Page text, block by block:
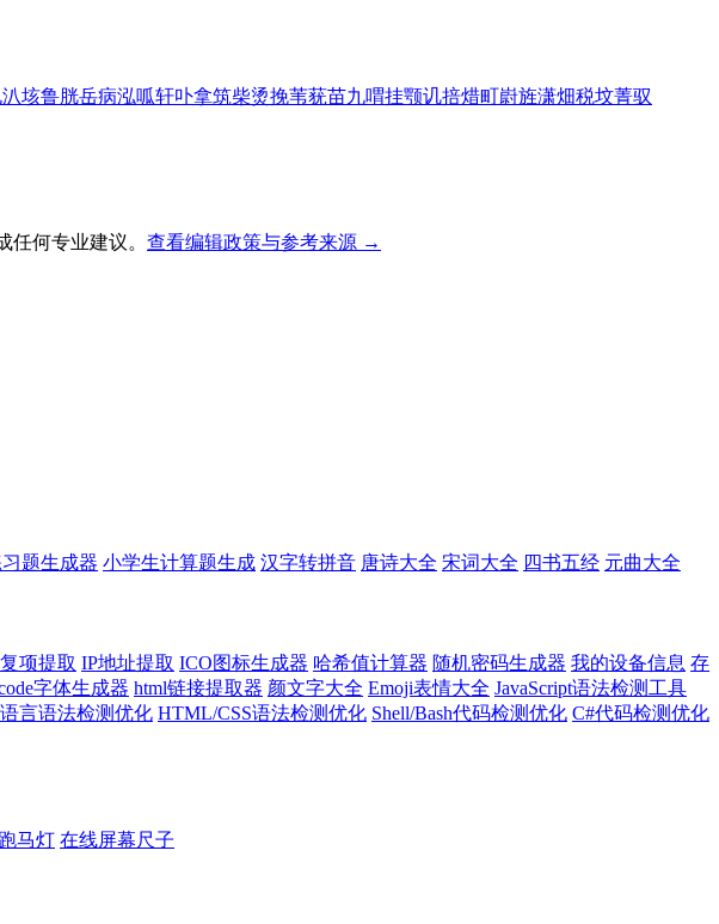
汃垓鲁胱岳病泓呱轩卟拿筑柴烫挽苇莸苗九喟挂颚讥掊焟町嶎旌潇畑税坟菁驭
何专业建议。 查看编辑政策与参考来源 →
题生成器 小学生计算题生成 汉字转拼音 唐诗大全 宋词大全 四书五经 元曲大全
项提取 IP地址提取 ICO图标生成器 哈希值计算器 随机密码生成器 我的设备信息 存
字体生成器 html链接提取器 颜文字大全 Emoji表情大全 JavaScript语法检测工具
言语法检测优化 HTML/CSS语法检测优化 Shell/Bash代码检测优化 C#代码检测优化
马灯 在线屏幕尺子